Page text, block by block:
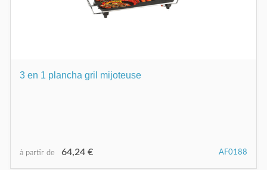
3 en 1 plancha gril mijoteuse
à partir de 64,24 € AF0188